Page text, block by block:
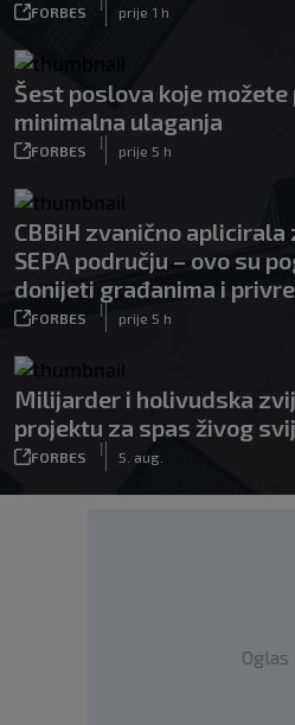
FORBES prije 1 h
Šest poslova koje
minimalna ulaganja
FORBES
|
prije 5 h
CBBiH zvanično
SEPA području – ovo su
donijeti građanima i
FORBES
|
prije 5 h
Milijarder i holivudska
projektu za spas živog
FORBES
|
5. aug.
Oglas